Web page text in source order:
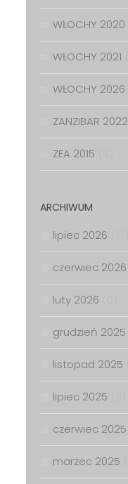
WŁOCHY 2020
WŁOCHY 2021
WŁOCHY 2026
ZANZIBAR 2022
ZEA 2015
ARCHIWUM
lipiec 2026
czerwiec 2026
luty 2026
grudzień 2025
listopad 2025
lipiec 2025
czerwiec 2025
marzec 2025